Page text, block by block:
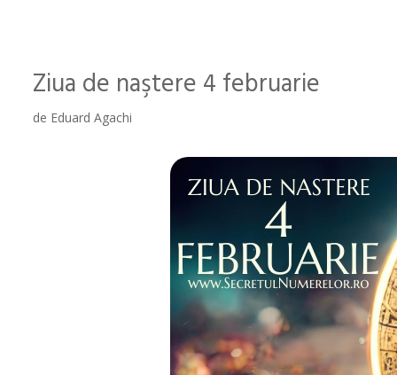
Ziua de naştere 4 februarie
de Eduard Agachi